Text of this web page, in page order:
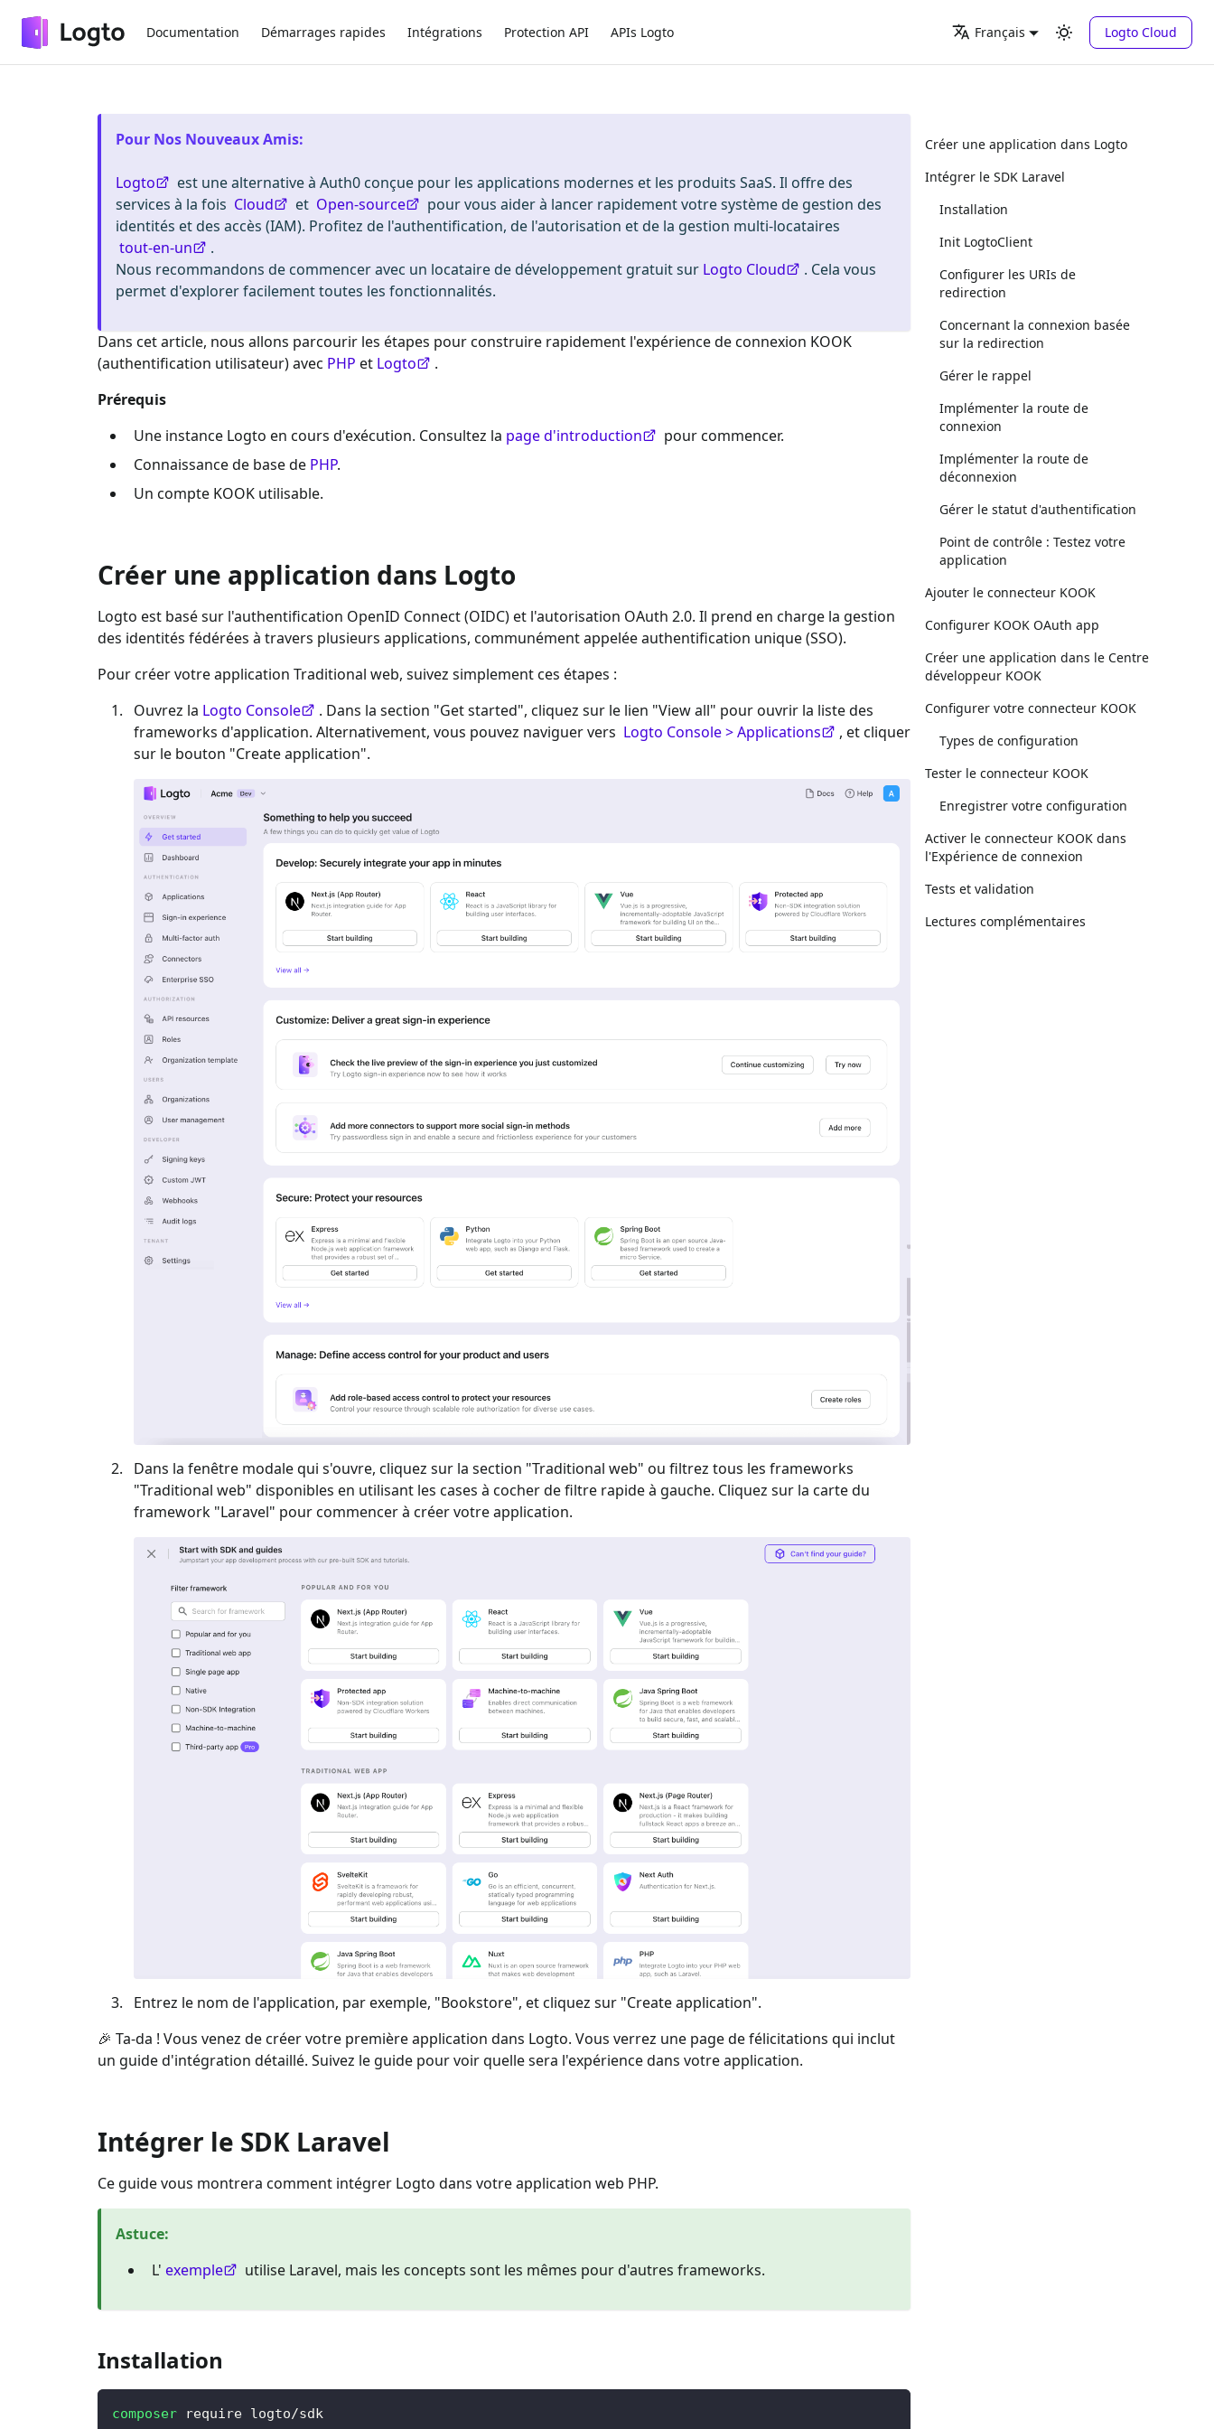
Documentation Démarrages rapides Intégrations Protection API APIs Logto Français Logto Cloud
Pour Nos Nouveaux Amis:
Logto
est une alternative à Auth0 conçue pour les applications modernes et les produits SaaS. Il offre des
services à la fois Cloud et Open-source
pour vous aider à lancer rapidement votre système de gestion des
identités et des accès (IAM). Profitez de l'authentification, de l'autorisation et de la gestion multi-locataires
tout-en-un
.
Nous recommandons de commencer avec un locataire de développement gratuit sur Logto Cloud
. Cela vous
permet d'explorer facilement toutes les fonctionnalités.
Dans cet article, nous allons parcourir les étapes pour construire rapidement l'expérience de connexion KOOK
(authentification utilisateur) avec PHP et Logto
.
Prérequis
Une instance Logto en cours d'exécution. Consultez la page d'introduction
pour commencer.
Connaissance de base de PHP.
Un compte KOOK utilisable.
Créer une application dans Logto
Logto est basé sur l'authentification OpenID Connect (OIDC) et l'autorisation OAuth 2.0. Il prend en charge la gestion
des identités fédérées à travers plusieurs applications, communément appelée authentification unique (SSO).
Pour créer votre application Traditional web, suivez simplement ces étapes :
Ouvrez la Logto Console
. Dans la section "Get started", cliquez sur le lien "View all" pour ouvrir la liste des
frameworks d'application. Alternativement, vous pouvez naviguer vers Logto Console > Applications
, et cliquer
sur le bouton "Create application".
Dans la fenêtre modale qui s'ouvre, cliquez sur la section "Traditional web" ou filtrez tous les frameworks
"Traditional web" disponibles en utilisant les cases à cocher de filtre rapide à gauche. Cliquez sur la carte du
framework "Laravel" pour commencer à créer votre application.
Entrez le nom de l'application, par exemple, "Bookstore", et cliquez sur "Create application".
🎉 Ta-da ! Vous venez de créer votre première application dans Logto. Vous verrez une page de félicitations qui inclut
un guide d'intégration détaillé. Suivez le guide pour voir quelle sera l'expérience dans votre application.
Intégrer le SDK Laravel
Ce guide vous montrera comment intégrer Logto dans votre application web PHP.
Astuce:
L' exemple utilise Laravel, mais les concepts sont les mêmes pour d'autres frameworks.
Installation
composer require logto/sdk
Créer une application dans Logto
Intégrer le SDK Laravel
Installation
Init LogtoClient
Configurer les URIs de
redirection
Concernant la connexion basée
sur la redirection
Gérer le rappel
Implémenter la route de
connexion
Implémenter la route de
déconnexion
Gérer le statut d'authentification
Point de contrôle : Testez votre
application
Ajouter le connecteur KOOK
Configurer KOOK OAuth app
Créer une application dans le Centre
développeur KOOK
Configurer votre connecteur KOOK
Types de configuration
Tester le connecteur KOOK
Enregistrer votre configuration
Activer le connecteur KOOK dans
l'Expérience de connexion
Tests et validation
Lectures complémentaires